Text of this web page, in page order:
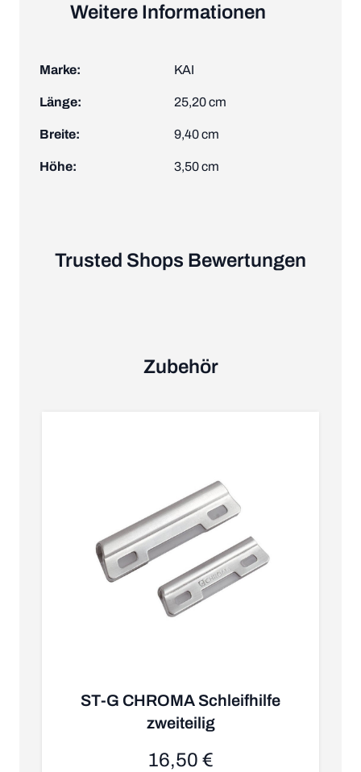
Weitere Informationen
Marke: KAI
Länge: 25,20 cm
Breite: 9,40 cm
Höhe: 3,50 cm
Trusted Shops Bewertungen
Zubehör
ST-G CHROMA Schleifhilfe
zweiteilig
16,50 €